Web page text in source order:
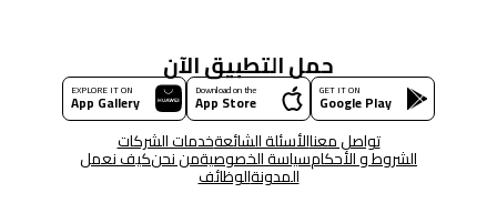
حمل التطبيق الآن
GET IT ON
Google Play
Download on the
App Store
EXPLORE IT ON
App Gallery
تواصل معناالأسئلة الشائعةخدمات الشركات
الشروط و الأحكامسياسة الخصوصيةمن نحنكيف نعمل
المدونةالوظائف